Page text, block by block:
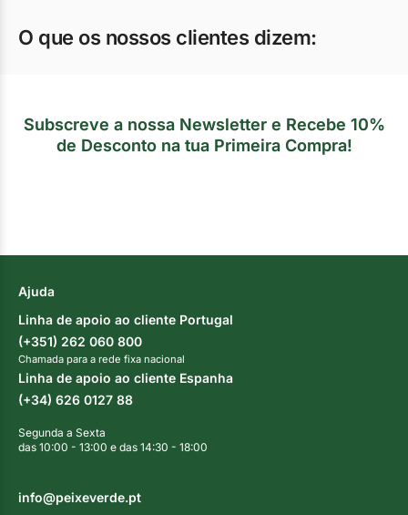
O que os nossos clientes dizem:
Subscreve a nossa Newsletter e Recebe 10%
de Desconto na tua Primeira Compra!
Ajuda
Linha de apoio ao cliente Portugal
(+351) 262 060 800
Chamada para a rede fixa nacional
Linha de apoio ao cliente Espanha
(+34) 626 0127 88
Segunda a Sexta
das 10:00 - 13:00 e das 14:30 - 18:00
info@peixeverde.pt